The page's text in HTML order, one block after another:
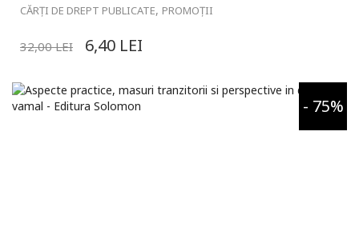
CĂRȚI DE DREPT PUBLICATE, PROMOȚII
32,00LEI 6,40 LEI
- 75%